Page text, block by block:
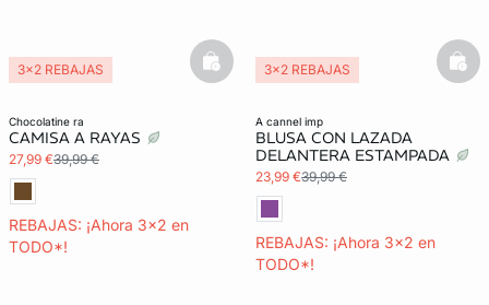
chocolatine ra
CAMISA A RAYAS
27,99 €39,99 €
REBAJAS: ¡Ahora 3x2 en
TODO*!
3x2 REBAJAS basketfull
a cannel imp
BLUSA CON LAZADA
DELANTERA ESTAMPADA
23,99 €39,99 €
REBAJAS: ¡Ahora 3x2 en
TODO*!
3x2 REBAJAS